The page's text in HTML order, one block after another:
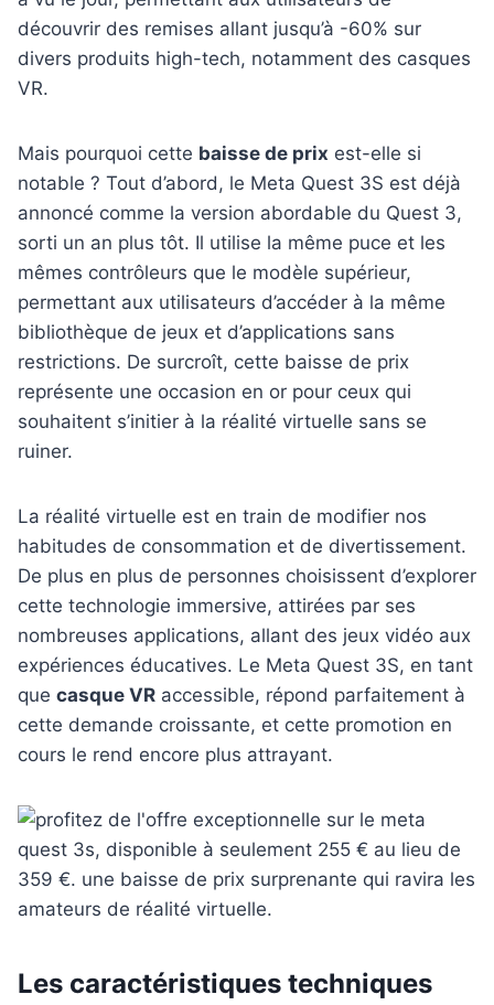
découvrir des remises allant jusqu’à -60% sur
divers produits high-tech, notamment des casques
VR.
Mais pourquoi cette baisse de prix est-elle si
notable ? Tout d’abord, le Meta Quest 3S est déjà
annoncé comme la version abordable du Quest 3,
sorti un an plus tôt. Il utilise la même puce et les
mêmes contrôleurs que le modèle supérieur,
permettant aux utilisateurs d’accéder à la même
bibliothèque de jeux et d’applications sans
restrictions. De surcroît, cette baisse de prix
représente une occasion en or pour ceux qui
souhaitent s’initier à la réalité virtuelle sans se
ruiner.
La réalité virtuelle est en train de modifier nos
habitudes de consommation et de divertissement.
De plus en plus de personnes choisissent d’explorer
cette technologie immersive, attirées par ses
nombreuses applications, allant des jeux vidéo aux
expériences éducatives. Le Meta Quest 3S, en tant
que casque VR accessible, répond parfaitement à
cette demande croissante, et cette promotion en
cours le rend encore plus attrayant.
Les caractéristiques techniques